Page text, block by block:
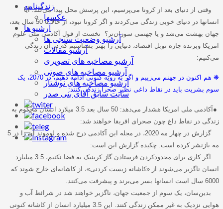
زندگینامه
عکسها
آرشیو ها
آرشیو وضعیت سنجی ها
آرشیو مقالات
آرشیو مصاخبه های تصویری
آرشیو مصاخبه های صوتی
آرشیو مصاخبه های نوشتار
سایت سابق آقای بنی صدر
وقتی از دنیای بعد از کرونا می‌پرسیم، این پرسش محل پیدا می‌کند: آیا
انسانها در دنیای خوبی زندگی می‌کردند و اگر کرونا نبود، از حالا تا 50 سال بعد،
جهان بهشت می‌شد و یا جهنمی سوزان‌تر؟ نخست از قول آکادمی ملی علوم
امریکا وبرنده جازه نوبل اقتصاد، دنیایی را بهتر بشناسیم که در آن زندگی
می‌کنیم :
❋
هم اکنون در جهنم می‌زییم و اگر به رویه کنونی ادامه دهیم، در 2070، یک
سوم بشریت باید در نقاط داغی نظیر صحرا زندگی کنند :
●
آکادمی ملی امریکا هشدار می‌دهد: 50 سال بعد 3.5 میلارد انسان محکوم به
زندگی در نقاط داغ چون صحرای افریقا خواهند شد :
گزارش در چهار مه 2020، در مجله این آکادمی درج شده و لوموند آن را در 5
مه بازنشر کرده ‌است. چکیده گزارش این‌ است:
اگر کاری برای محدودکردن فرستادن گاز کربنیک به فضا نکنیم، 3.5 میلیارد
انسان ناگزیر می‌شوند از «کاشانه زیست کردنی»، از کاشانه‌ای خارج شوند که
6000 سال است انسانها بسر می‌برند و پیشرفت می‌کنند
بدین‌سان، یک سوم از جمعیت جهان، ناگزیر خواهند شد در شرائط آب و
هوایی نزدیک به غیر ممکن زندگی کنند. این 3.5 میلیارد انسان از کاشانه کنونی